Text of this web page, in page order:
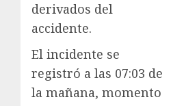
derivados del
accidente.
El incidente se
registró a las 07:03 de
la mañana, momento